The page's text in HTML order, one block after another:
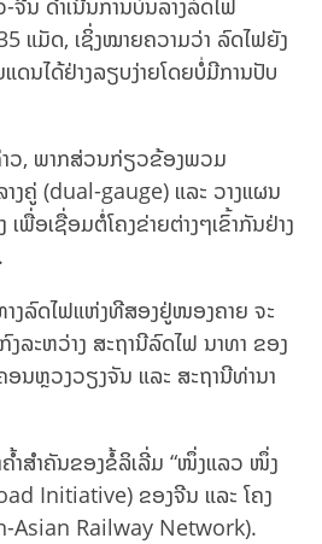
ຈີນ ດຳເນີນການບົນລາງລົດໄຟ
ແມັດ, ເຊິ່ງໝາຍຄວາມວ່າ ລົດໄຟຍັງ
ດນໄດ້ຢ່າງລຽບງ່າຍໂດຍບໍ່ມີການປັບ
າວ, ພາກສ່ວນກ່ຽວຂ້ອງພວມ
ງຄູ່ (dual-gauge) ແລະ ວາງແຜນ
ເພື່ອເຊື່ອມຕໍ່ໂຄງຂ່າຍຕ່າງໆເຂົ້າກັນຢ່າງ
ງລົດໄຟແຫ່ງທີສອງຢູ່ໜອງຄາຍ ຈະ
ລະຫວ່າງ ສະຖານີລົດໄຟ ນາທາ ຂອງ
ນຫຼວງວຽງຈັນ ແລະ ສະຖານີທ່ານາ
ຄ້ຳສຳຄັນຂອງຂໍ້ລິເລີ່ມ “ໜຶ່ງແລວ ໜຶ່ງ
Initiative) ຂອງຈີນ ແລະ ໂຄງ
Asian Railway Network).